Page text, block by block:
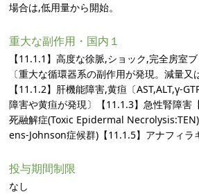
場合は,低用量から開始。
重大な副作用・国内１
【11.1.1】高度な徐脈,ショック,完全房室
〔重大な循環器系の副作用が発現。減量又
【11.1.2】肝機能障害,黄疸〔AST,ALT,γ-
障害や黄疸が発現〕【11.1.3】急性腎障害
死融解症(Toxic Epidermal
ens-Johnson症候群)【11.1.5】アナフィラ
投与期間制限
なし